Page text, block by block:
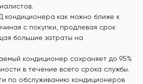
кондиционера как можно ближе к
с покупки, продлевая срок
большие затраты на
кондиционер сохраняет до 95%
в течение всего срока службы.
по обслуживанию кондиционеров